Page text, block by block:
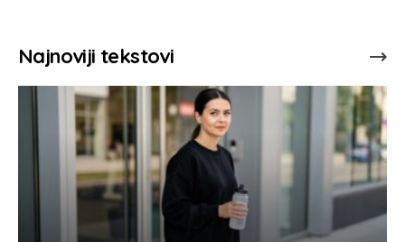
била:
2.979,00 RSD.
2.499,00 RSD.
Najnoviji tekstovi